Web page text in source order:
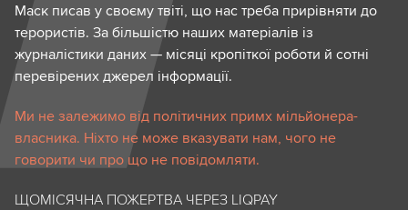
Маск писав у своєму твіті, що нас треба прирівняти до
терористів. За більшістю наших матеріалів із
журналістики даних — місяці кропіткої роботи й сотні
перевірених джерел інформації.
Ми не залежимо від політичних примх мільйонера-
власника. Ніхто не може вказувати нам, чого не
говорити чи про що не повідомляти.
ЩОМІСЯЧНА ПОЖЕРТВА ЧЕРЕЗ LIQPAY